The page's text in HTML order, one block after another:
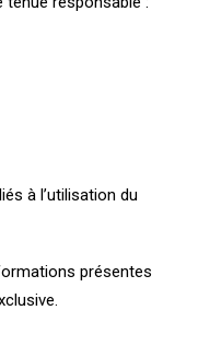
à l’utilisation du
présentes